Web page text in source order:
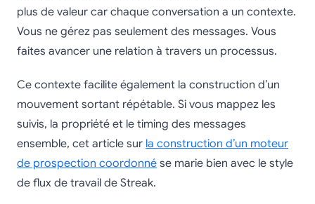
plus de valeur car chaque conversation a un contexte.
Vous ne gérez pas seulement des messages. Vous
faites avancer une relation à travers un processus.
Ce contexte facilite également la construction d’un
mouvement sortant répétable. Si vous mappez les
suivis, la propriété et le timing des messages
ensemble, cet article sur la construction d’un moteur
de prospection coordonné se marie bien avec le style
de flux de travail de Streak.